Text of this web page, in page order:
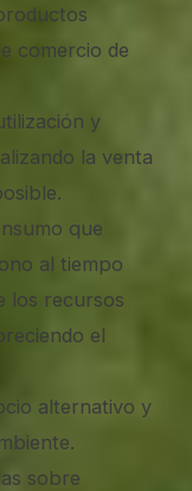
comercio de
y
la venta
que
al tiempo
los recursos
el
alternativo y
sobre